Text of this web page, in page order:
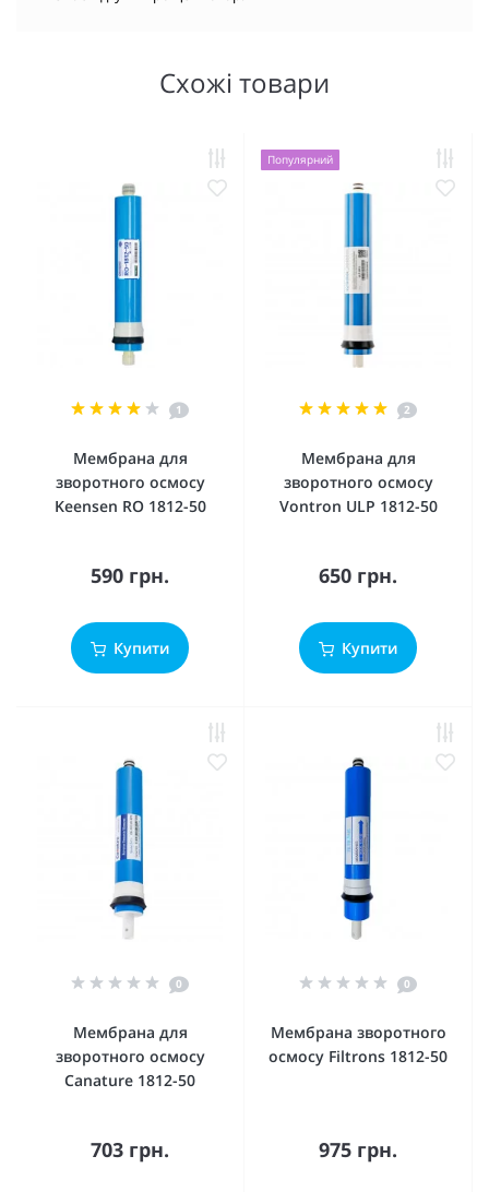
Схожі товари
1
Мембрана для
зворотного осмосу
Keensen RO 1812-50
590 грн.
Купити
Популярний
2
Мембрана для
зворотного осмосу
Vontron ULP 1812-50
650 грн.
Купити
0
Мембрана для
зворотного осмосу
Canature 1812-50
703 грн.
0
Мембрана зворотного
осмосу Filtrons 1812-50
975 грн.